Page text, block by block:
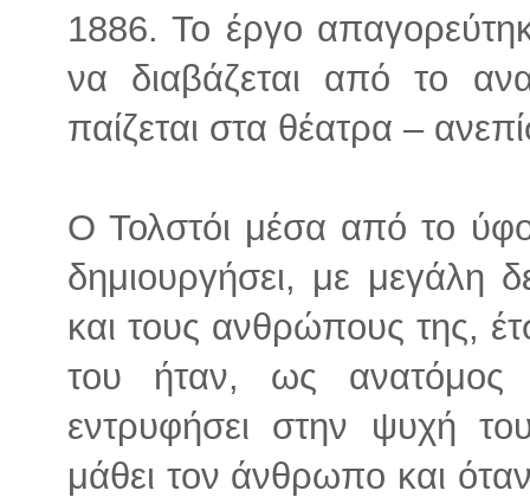
1886. Το έργο
να διαβάζεται από το
παίζεται στα θέατρα –
Ο Τολστόι μέσα από το
δημιουργήσει, με μεγάλη
και τους ανθρώπους της,
του ήταν, ως ανατόμος
εντρυφήσει στην ψυχή
μάθει τον άνθρωπο και